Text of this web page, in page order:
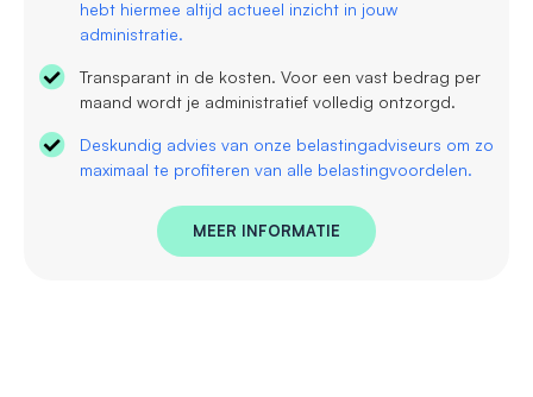
hebt hiermee altijd actueel inzicht in jouw
administratie.
Transparant in de kosten. Voor een vast bedrag per
maand wordt je administratief volledig ontzorgd.
Deskundig advies van onze belastingadviseurs om zo
maximaal te profiteren van alle belastingvoordelen.
MEER INFORMATIE